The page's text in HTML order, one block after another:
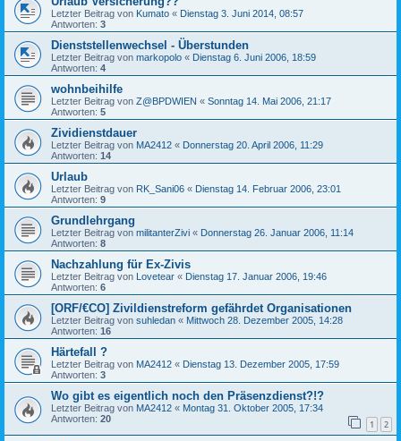
Letzter Beitrag von Kumato « Dienstag 3. Juni 2014, 08:57
Antworten: 3
Dienststellenwechsel - Überstunden
Letzter Beitrag von markopolo « Dienstag 6. Juni 2006, 18:59
Antworten: 4
wohnbeihilfe
Letzter Beitrag von Z@BPDWIEN « Sonntag 14. Mai 2006, 21:17
Antworten: 5
Zividienstdauer
Letzter Beitrag von MA2412 « Donnerstag 20. April 2006, 11:29
Antworten: 14
Urlaub
Letzter Beitrag von RK_Sani06 « Dienstag 14. Februar 2006, 23:01
Antworten: 9
Grundlehrgang
Letzter Beitrag von militanterZivi « Donnerstag 26. Januar 2006, 11:14
Antworten: 8
Nachzahlung für Ex-Zivis
Letzter Beitrag von Lovetear « Dienstag 17. Januar 2006, 19:46
Antworten: 6
[ORF/€CO] Zivildienstreform gefährdet Organisationen
Letzter Beitrag von suhledan « Mittwoch 28. Dezember 2005, 14:28
Antworten: 16
Härtefall ?
Letzter Beitrag von MA2412 « Dienstag 13. Dezember 2005, 17:59
Antworten: 3
Wo gibt es eigentlich noch den Präsenzdienst?!?
Letzter Beitrag von MA2412 « Montag 31. Oktober 2005, 17:34
Antworten: 20 1 2